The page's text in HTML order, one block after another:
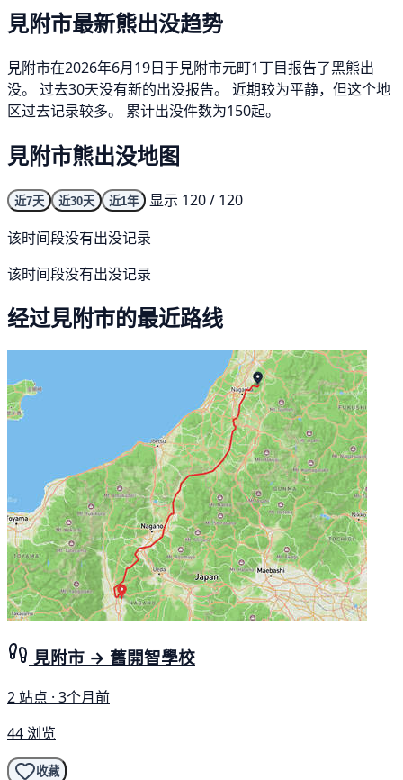
見附市最新熊出没趋势
見附市在2026年6月19日于見附市元町1丁目报告了黑熊出
没。 过去30天没有新的出没报告。 近期较为平静，但这个地
区过去记录较多。 累计出没件数为150起。
見附市熊出没地图
近7天 近30天 近1年
显示 120 / 120
该时间段没有出没记录
该时间段没有出没记录
经过見附市的最近路线
見附市 → 舊開智學校
2 站点 · 3个月前
44 浏览
收藏